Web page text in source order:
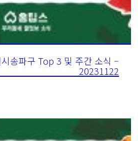
송파구 Top 3 및 주간 소식 –
20231122